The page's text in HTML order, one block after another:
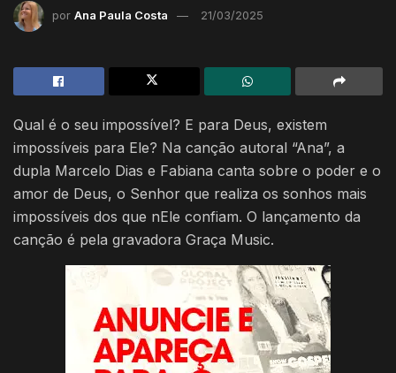
por Ana Paula Costa 21/03/2025
Qual é o seu impossível? E para Deus, existem
impossíveis para Ele? Na canção autoral “Ana”, a
dupla Marcelo Dias e Fabiana canta sobre o poder e o
amor de Deus, o Senhor que realiza os sonhos mais
impossíveis dos que nEle confiam. O lançamento da
canção é pela gravadora Graça Music.